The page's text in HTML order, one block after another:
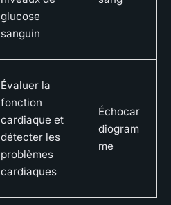
glucose
sanguin
Évaluer la
fonction
cardiaque et
détecter les
problèmes
cardiaques
Échocar
diogram
me